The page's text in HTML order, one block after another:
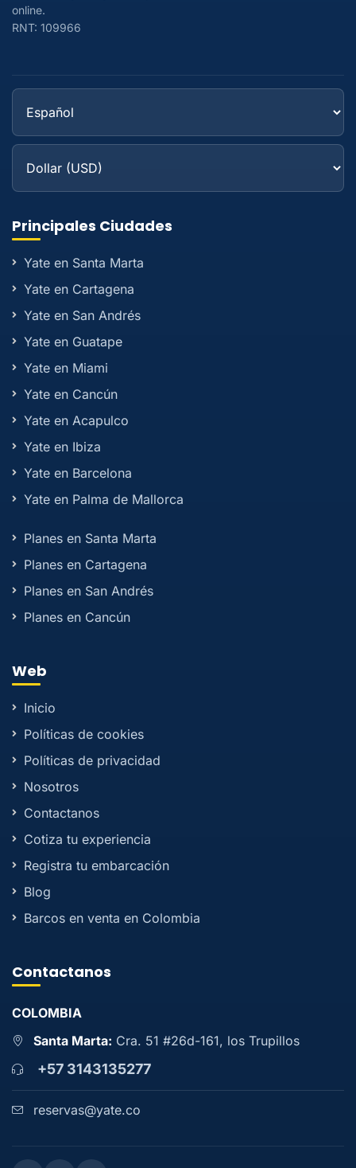
online.
RNT: 109966
Principales Ciudades
Yate en Santa Marta
Yate en Cartagena
Yate en San Andrés
Yate en Guatape
Yate en Miami
Yate en Cancún
Yate en Acapulco
Yate en Ibiza
Yate en Barcelona
Yate en Palma de Mallorca
Planes en Santa Marta
Planes en Cartagena
Planes en San Andrés
Planes en Cancún
Web
Inicio
Políticas de cookies
Políticas de privacidad
Nosotros
Contactanos
Cotiza tu experiencia
Registra tu embarcación
Blog
Barcos en venta en Colombia
Contactanos
COLOMBIA
Santa Marta: Cra. 51 #26d-161, los Trupillos
+57 3143135277
reservas@yate.co